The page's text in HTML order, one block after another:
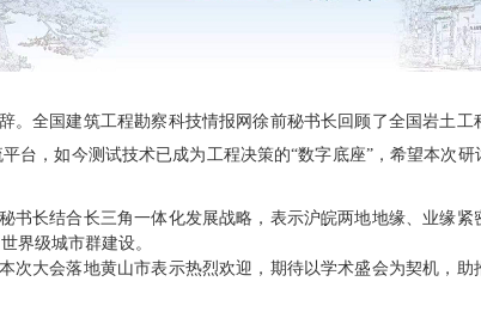
。全国建筑工程勘察科技情报网徐前秘书长回顾了全国岩土
台，如今测试技术已成为工程决策的“数字底座”，希望本次
书长结合长三角一体化发展战略，表示沪皖两地地缘、业缘
界级城市群建设。
次大会落地黄山市表示热烈欢迎，期待以学术盛会为契机，助